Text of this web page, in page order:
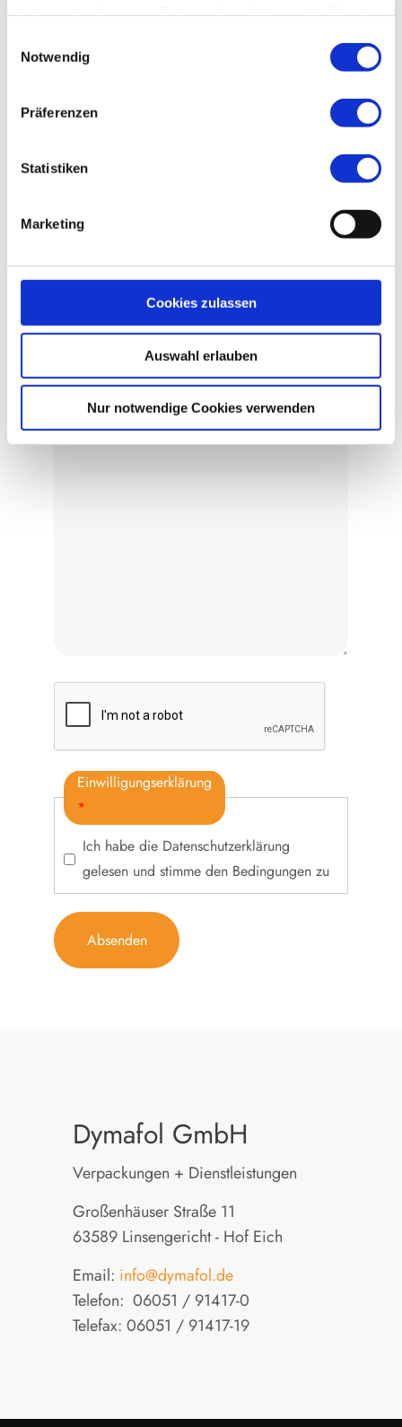
Notwendig
Präferenzen
Statistiken
Marketing
Cookies zulassen
Auswahl erlauben
Nur notwendige Cookies verwenden
Team, denn Ihre Zufriedenheit ist unser
06 05 1 - 91 417 0
Einwilligungserklärung
*
Ich habe die Datenschutzerklärung
gelesen und stimme den Bedingungen zu
Absenden
Dymafol GmbH
Verpackungen + Dienstleistungen
Großenhäuser Straße 11
63589 Linsengericht - Hof Eich
Email: info@dymafol.de
Telefon: 06051 / 91417-0
Telefax: 06051 / 91417-19